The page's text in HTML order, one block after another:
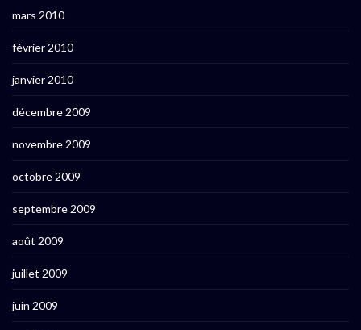
mars 2010
février 2010
janvier 2010
décembre 2009
novembre 2009
octobre 2009
septembre 2009
août 2009
juillet 2009
juin 2009